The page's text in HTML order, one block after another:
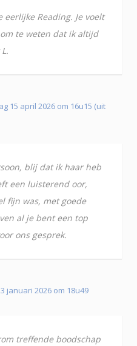
eerlijke Reading. Je voelt
te weten dat ik altijd
15 april 2026 om 16u15 (uit
blij dat ik haar heb
een luisterend oor,
fijn was, met goede
al je bent een top
ons gesprek.
januari 2026 om 18u49
treffende boodschap